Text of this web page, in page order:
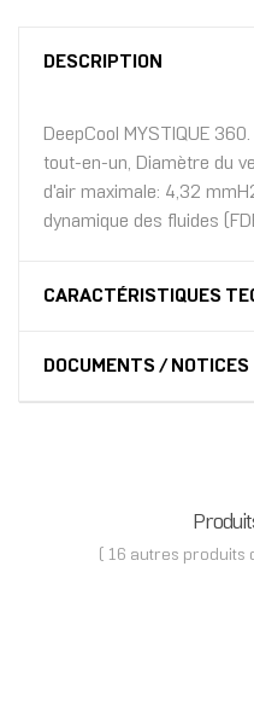
DESCRIPTION
DeepCool MYSTIQUE
tout-en-un, Diamètre du
d'air maximale: 4,32
dynamique des fluides
CARACTÉRISTIQUES
DOCUMENTS / NOTICES
( 16 autres produits